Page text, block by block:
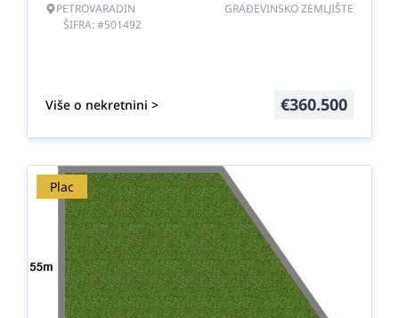
PETROVARADIN
ŠIFRA: #501492
GRAĐEVINSKO ZEMLJIŠTE
Više o nekretnini > €360.500
Plac